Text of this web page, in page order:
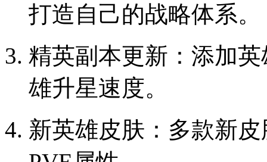
打造自己的战略体系。
精英副本更新：添加
雄升星速度。
新英雄皮肤：多款新